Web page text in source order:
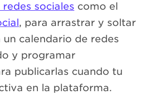
sociales como el
, para arrastrar y soltar
calendario de redes
y programar
publicarlas cuando tu
en la plataforma.